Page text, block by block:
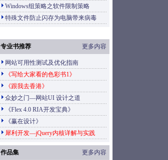
Windows组策略之软件限制策略
特殊文件防止闪存为电脑带来病毒
专业书推荐 更多内容
网站可用性测试及优化指南
《写给大家看的色彩书1》
《跟我去香港》
众妙之门—网站UI 设计之道
《Flex 4.0 RIA开发宝典》
《赢在设计》
犀利开发—jQuery内核详解与实践
作品集 更多内容